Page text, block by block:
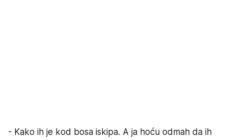
- Kako ih je kod bosa iskipa. A ja hoću odmah da ih